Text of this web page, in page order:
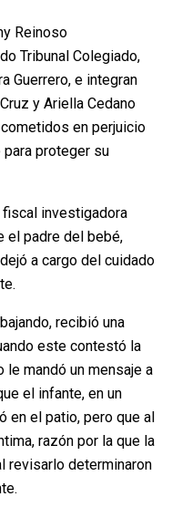
Reinoso
Tribunal Colegiado,
Guerrero, e integran
y Ariella Cedano
en perjuicio
proteger su
investigadora
el padre del bebé,
a cargo del cuidado
recibió una
este contestó la
le mandó un mensaje a
el infante, en un
en el patio, pero que al
razón por la que la
revisarlo determinaron